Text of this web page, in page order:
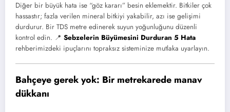
Diğer bir büyük hata ise “göz kararı” besin eklemektir. Bitkiler çok
hassastır; fazla verilen mineral bitkiyi yakabilir, azı ise gelişimi
durdurur. Bir TDS metre edinerek suyun yoğunluğunu düzenli
kontrol edin. 📍 Sebzelerin Büyümesini Durduran 5 Hata
rehberimizdeki ipuçlarını topraksız sisteminize mutlaka uyarlayın.
Bahçeye gerek yok: Bir metrekarede manav
dükkanı